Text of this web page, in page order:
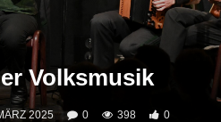
Volksmusik
2025 0 398 0